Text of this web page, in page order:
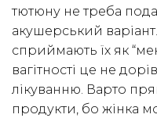
тютюну не треба
акушерський
сприймають їх як
вагітності це не
лікуванню. Варто
продукти, бо жінка